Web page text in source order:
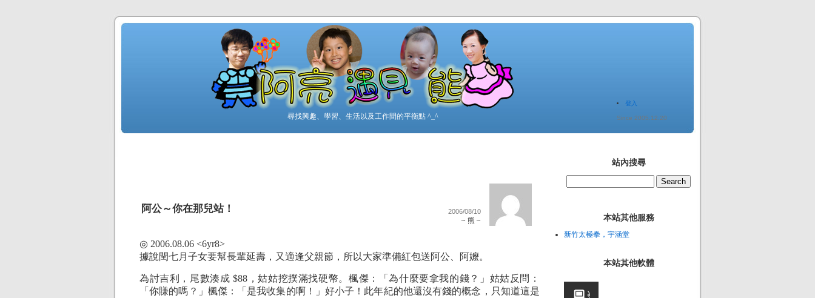
尋找興趣、學習、生活以及工作間的平衡點 ^_^
登入
Since 2005.12.20
阿公～你在那兒站！ 2006/08/10
~ 熊 ~
◎ 2006.08.06 <6yr8>
據說閏七月子女要幫長輩延壽，又適逢父親節，所以大家準備紅包送阿公、阿嬤。
為討吉利，尾數湊成 $88，姑姑挖撲滿找硬幣。楓傑：「為什麼要拿我的錢？」姑姑反問：
「你賺的嗎？」楓傑：「是我收集的啊！」好小子！此年紀的他還沒有錢的概念，只知道這是
站內搜尋
本站其他服務
新竹太極拳，宇涵堂
本站其他軟體